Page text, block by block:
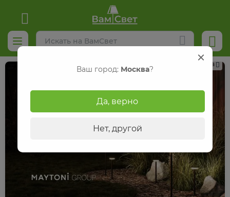
Реклама
Ваш город: Москва?
Да, верно
Нет, другой